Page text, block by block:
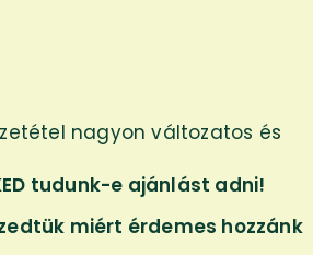
nagyon változatos és
tudunk-e ajánlást adni!
miért érdemes hozzánk